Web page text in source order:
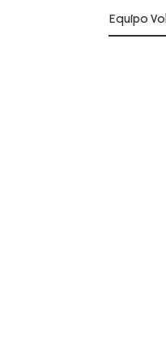
Equipo